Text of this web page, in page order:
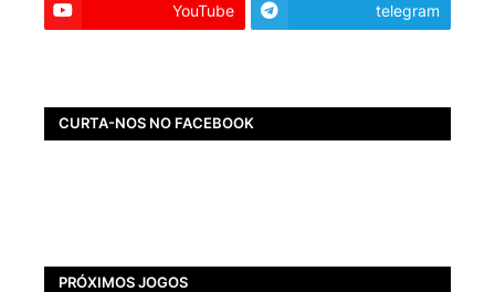
YouTube telegram
CURTA-NOS NO FACEBOOK
PRÓXIMOS JOGOS